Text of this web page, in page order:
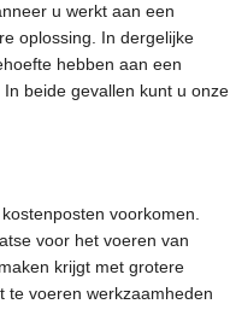
u werkt aan een
oplossing. In dergelijke
hebben aan een
beide gevallen kunt u onze
voorkomen.
voor het voeren van
krijgt met grotere
te voeren werkzaamheden